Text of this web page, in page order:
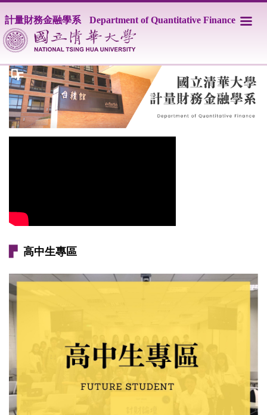
到
主
要
容
區
計量財務金融學系 Department of Quantitative Finance
▛ 高中生專區